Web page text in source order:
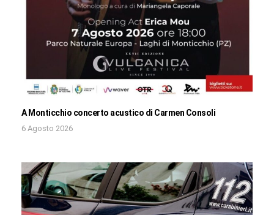
A Monticchio concerto acustico di Carmen Consoli
6 Agosto 2026